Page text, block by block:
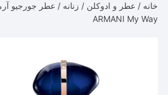
خانه / عطر و ادوکلن / زنانه
ARMANI My Way